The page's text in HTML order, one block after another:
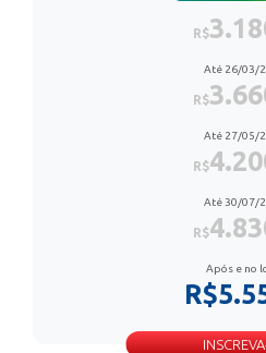
R$
Até 26/03/
R$
Até 27/05/
R$
Até 30/07/
R$
Após e no